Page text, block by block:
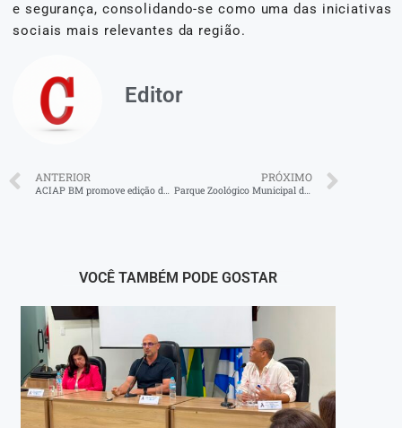
e segurança, consolidando-se como uma das iniciativas
sociais mais relevantes da região.
Editor
ANTERIOR PRÓXIMO
VOCÊ TAMBÉM PODE GOSTAR